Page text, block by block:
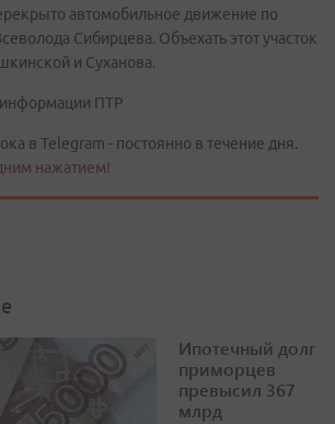
автомобильное движение по
Сибирцева. Объехать этот участок
и Суханова.
ПТР
в Telegram - постоянно в течение дня.
нажатием!
Ипотечный долг
приморцев
превысил 367
млрд